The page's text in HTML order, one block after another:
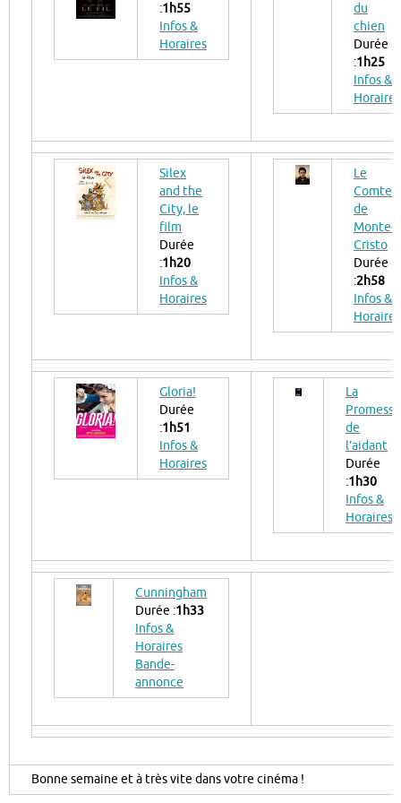
:1h55
Infos &
Horaires
du
chien
Durée
:1h25
Infos &
Horaires
Silex
and the
City, le
film
Durée
:1h20
Infos &
Horaires
Le
Comte
de
Monte-
Cristo
Durée
:2h58
Infos &
Horaires
Gloria!
Durée
:1h51
Infos &
Horaires
La
Promesse
de
l’aidant
Durée
:1h30
Infos &
Horaires
Cunningham
Durée :1h33
Infos &
Horaires
Bande-
annonce
Bonne semaine et à très vite dans votre cinéma !